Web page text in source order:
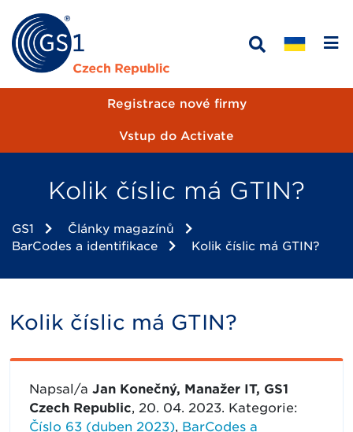
Registrace nové firmy
Vstup do Activate
Kolik číslic má GTIN?
GS1
Články magazínů
BarCodes a identifikace
Kolik číslic má GTIN?
Kolik číslic má GTIN?
Napsal/a Jan Konečný, Manažer IT, GS1
Czech Republic, 20. 04. 2023. Kategorie:
Číslo 63 (duben 2023), BarCodes a